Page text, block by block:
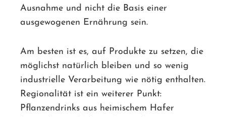
Ausnahme und nicht die Basis einer
ausgewogenen Ernährung sein.
Am besten ist es, auf Produkte zu setzen, die
möglichst natürlich bleiben und so wenig
industrielle Verarbeitung wie nötig enthalten.
Regionalität ist ein weiterer Punkt:
Pflanzendrinks aus heimischem Hafer